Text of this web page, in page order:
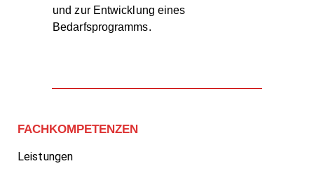
und zur Entwicklung eines
Bedarfsprogramms.
FACHKOMPETENZEN
Leistungen